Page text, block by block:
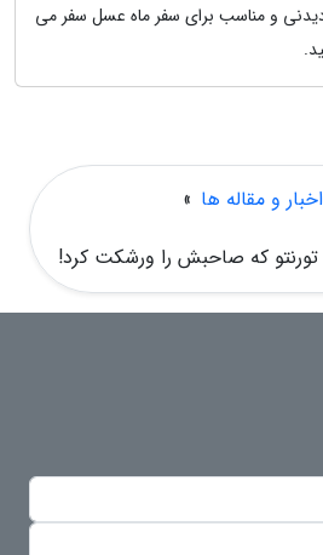
و مناسب برای سفر ماه عسل سفر می
و مقاله ها »
تورنتو که صاحبش را ورشکت کرد!